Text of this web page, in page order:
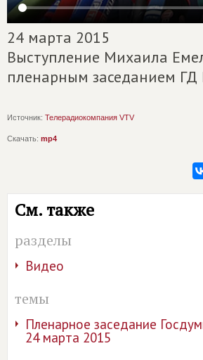
24 марта 2015
Выступление Михаила
пленарным заседанием
Источник: Телерадиокомпания VTV
Скачать: mp4
См. также
разделы
Видео
темы
Пленарное заседание
24 марта 2015